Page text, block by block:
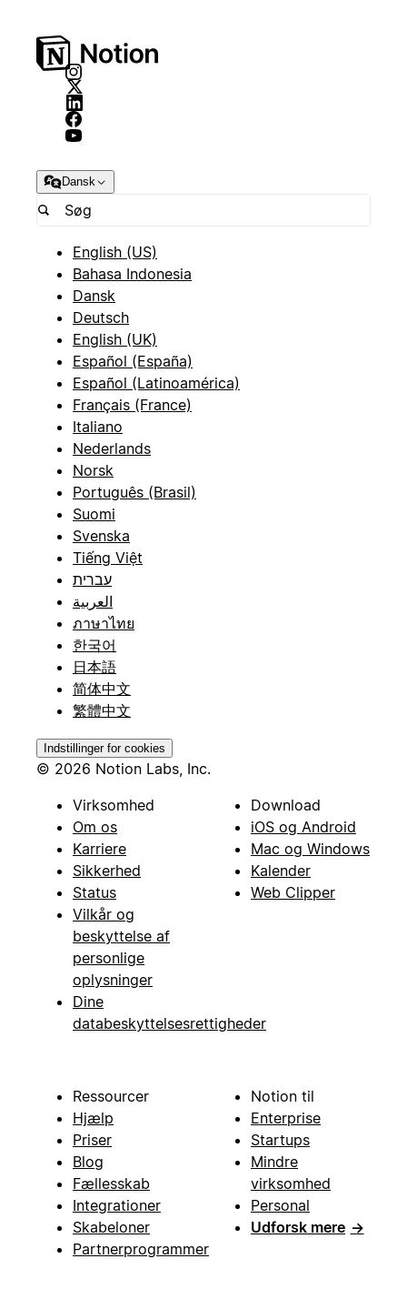
Dansk
English (US)
Bahasa Indonesia
Dansk
Deutsch
English (UK)
Español (España)
Español (Latinoamérica)
Français (France)
Italiano
Nederlands
Norsk
Português (Brasil)
Suomi
Svenska
Tiếng Việt
עברית
العربية
ภาษาไทย
한국어
日本語
简体中文
繁體中文
Indstillinger for cookies
© 2026 Notion Labs, Inc.
Virksomhed
Om os
Karriere
Sikkerhed
Status
Vilkår og
beskyttelse af
personlige
oplysninger
Dine
databeskyttelsesrettigheder
Download
iOS og Android
Mac og Windows
Kalender
Web Clipper
Ressourcer
Hjælp
Priser
Blog
Fællesskab
Integrationer
Skabeloner
Partnerprogrammer
Notion til
Enterprise
Startups
Mindre
virksomhed
Personal
Udforsk mere →